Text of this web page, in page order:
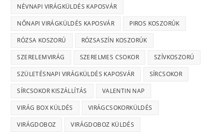
NÉVNAPI VIRÁGKÜLDÉS KAPOSVÁR
NŐNAPI VIRÁGKÜLDÉS KAPOSVÁR PIROS KOSZORÚK
RÓZSA KOSZORÚ RÓZSASZÍN KOSZORÚK
SZERELEMVIRÁG SZERELMES CSOKOR SZÍVKOSZORÚ
SZÜLETÉSNAPI VIRÁGKÜLDÉS KAPOSVÁR SÍRCSOKOR
SÍRCSOKOR KISZÁLLÍTÁS VALENTIN NAP
VIRÁG BOX KÜLDÉS VIRÁGCSOKORKÜLDÉS
VIRÁGDOBOZ VIRÁGDOBOZ KÜLDÉS